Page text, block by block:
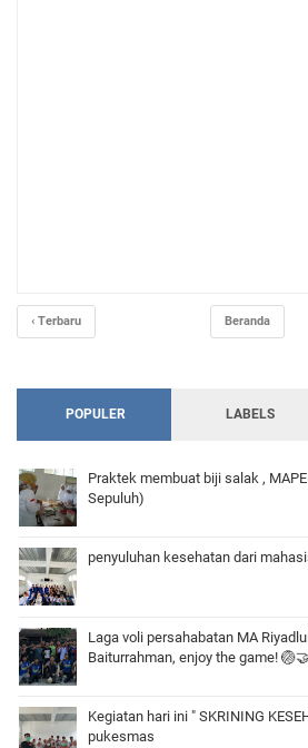
‹ Terbaru Beranda
POPULER LABELS
Praktek membuat biji salak ,
Sepuluh)
penyuluhan kesehatan dari
Laga voli persahabatan MA
Baiturrahman, enjoy the game!
Kegiatan hari ini " SKRINING
pukesmas